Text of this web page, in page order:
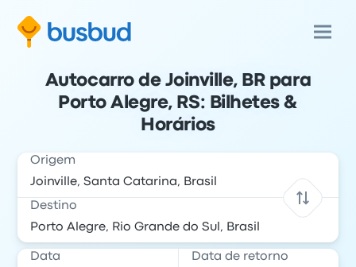
Autocarro de Joinville, BR para
Porto Alegre, RS: Bilhetes &
Horários
Origem
Destino
Data Data de retorno